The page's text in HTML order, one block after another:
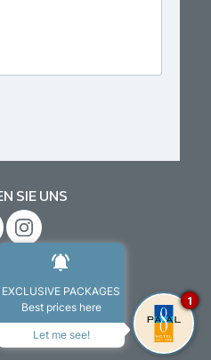
SIE UNS
All rights reserved.
EXCLUSIVE PACKAGES
Best prices here
Let me see!
1